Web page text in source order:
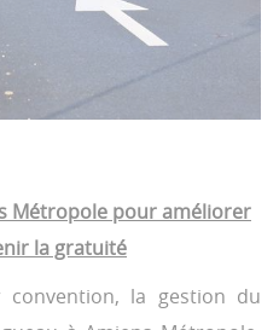
Métropole pour améliorer
la gratuité
convention, la gestion du